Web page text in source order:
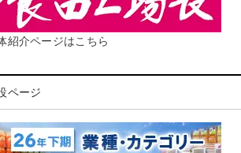
紹介ページはこちら
ページ